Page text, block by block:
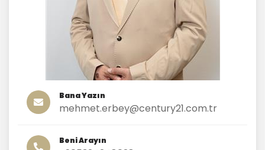
Bana Yazın
mehmet.erbey@century21.com.tr
Beni Arayın